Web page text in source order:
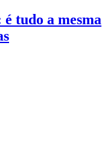
tudo a mesma